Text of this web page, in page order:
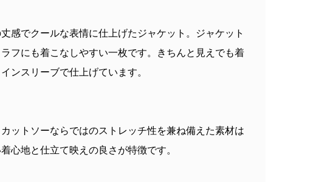
感でクールな表情に仕上げたジャケット。ジャケット
フにも着こなしやすい一枚です。きちんと見えでも着
ンスリーブで仕上げています。
ットソーならではのストレッチ性を兼ね備えた素材は
心地と仕立て映えの良さが特徴です。